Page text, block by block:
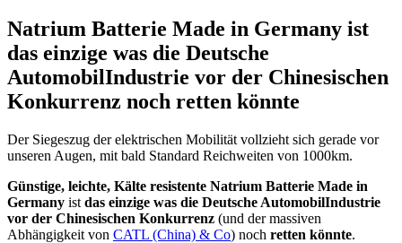
Natrium Batterie Made in Germany ist
das einzige was die Deutsche
AutomobilIndustrie vor der Chinesischen
Konkurrenz noch retten könnte
Der Siegeszug der elektrischen Mobilität vollzieht sich gerade vor
unseren Augen, mit bald Standard Reichweiten von 1000km.
Günstige, leichte, Kälte resistente Natrium Batterie Made in
Germany ist das einzige was die Deutsche AutomobilIndustrie
vor der Chinesischen Konkurrenz (und der massiven
Abhängigkeit von CATL (China) & Co) noch retten könnte.